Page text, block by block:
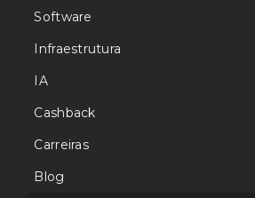
Software
Infraestrutura
IA
Cashback
Carreiras
Blog